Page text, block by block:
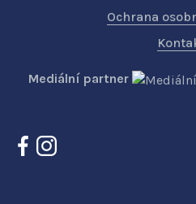
Ochrana
Mediální partner